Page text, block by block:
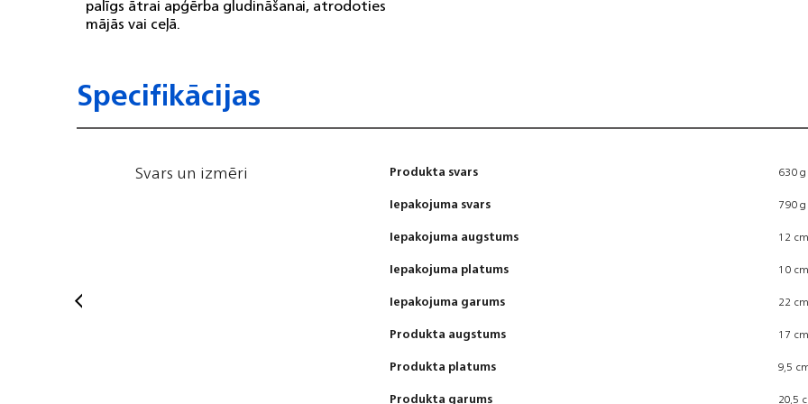
palīgs ātrai apģērba gludināšanai, atrodoties
mājās vai ceļā.
Specifikācijas
Svars un izmēri
Produkta svars
Iepakojuma svars
Iepakojuma augstums
Iepakojuma platums
Iepakojuma garums
Produkta augstums
Produkta platums
Produkta garums
630 g
790 g
12 cm
10 cm
22 cm
17 cm
9,5
20,5